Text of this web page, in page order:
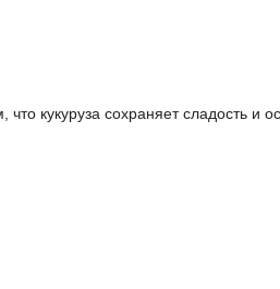
кукуруза сохраняет сладость и